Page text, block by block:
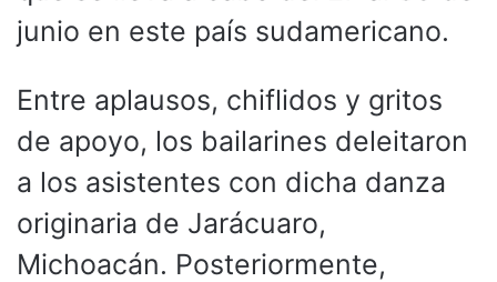
junio en este país sudamericano.
Entre aplausos, chiflidos y gritos
de apoyo, los bailarines deleitaron
a los asistentes con dicha danza
originaria de Jarácuaro,
Michoacán. Posteriormente,